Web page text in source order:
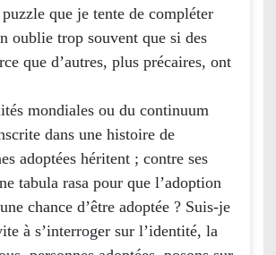
que je tente de compléter
oublie trop souvent que si des
que d’autres, plus précaires, ont
mondiales ou du continuum
dans une histoire de
adoptées héritent ; contre ses
tabula rasa pour que l’adoption
chance d’être adoptée ? Suis-je
à s’interroger sur l’identité, la